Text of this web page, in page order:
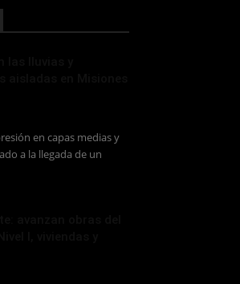
en capas medias y
a la llegada de un